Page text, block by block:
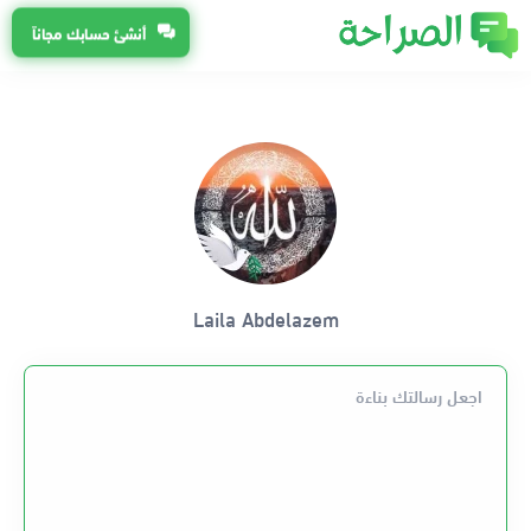
أنشئ حسابك مجاناً
Laila Abdelazem